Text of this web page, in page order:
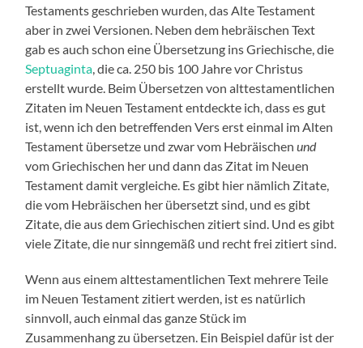
Testaments geschrieben wurden, das Alte Testament
aber in zwei Versionen. Neben dem hebräischen Text
gab es auch schon eine Übersetzung ins Griechische, die
Septuaginta, die ca. 250 bis 100 Jahre vor Christus
erstellt wurde. Beim Übersetzen von alttestamentlichen
Zitaten im Neuen Testament entdeckte ich, dass es gut
ist, wenn ich den betreffenden Vers erst einmal im Alten
Testament übersetze und zwar vom Hebräischenund
vom Griechischen her und dann das Zitat im Neuen
Testament damit vergleiche. Es gibt hier nämlich Zitate,
die vom Hebräischen her übersetzt sind, und es gibt
Zitate, die aus dem Griechischen zitiert sind. Und es gibt
viele Zitate, die nur sinngemäß und recht frei zitiert sind.
Wenn aus einem alttestamentlichen Text mehrere Teile
im Neuen Testament zitiert werden, ist es natürlich
sinnvoll, auch einmal das ganze Stück im
Zusammenhang zu übersetzen. Ein Beispiel dafür ist der